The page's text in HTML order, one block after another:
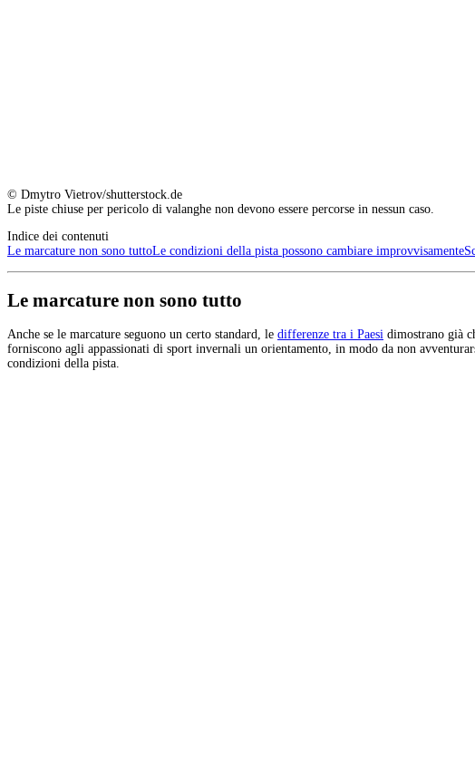
© Dmytro Vietrov/shutterstock.de
Le piste chiuse per pericolo di valanghe non devono essere percorse in nessun caso.
Indice dei contenuti
Le marcature non sono tuttoLe condizioni della pista possono cambiare improvvisamente
Le marcature non sono tutto
Anche se le marcature seguono un certo standard, le differenze tra i Paesi dimostrano già
forniscono agli appassionati di sport invernali un orientamento, in modo da non
condizioni della pista.